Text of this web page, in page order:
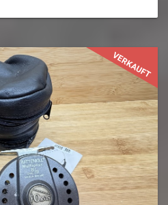
VERKAUFT